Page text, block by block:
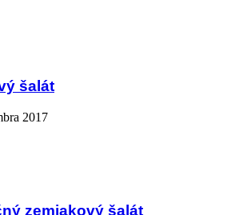
šalát
2017
zemiakový šalát